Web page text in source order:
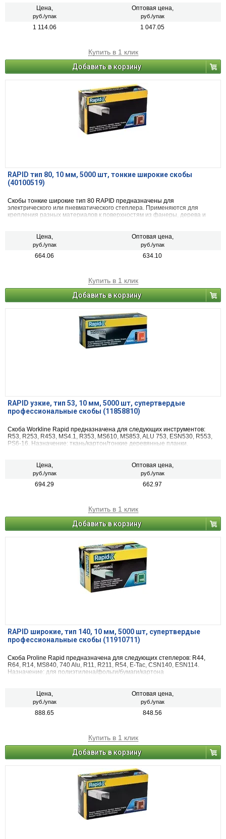
Цена,
руб./упак
Оптовая цена,
руб./упак
1 114.06 1 047.05
Купить в 1 клик
Добавить в корзину
RAPID тип 80, 10 мм, 5000 шт, тонкие широкие скобы
(40100519)
Скобы тонкие широкие тип 80 RAPID предназначены для
электрического или пневматического степлера. Применяются для
крепления разных материалов к поверхностям из фанеры, дерева и
Цена,
руб./упак
Оптовая цена,
руб./упак
664.06 634.10
Купить в 1 клик
Добавить в корзину
RAPID узкие, тип 53, 10 мм, 5000 шт, супертвердые
профессиональные скобы (11858810)
Скоба Workline Rapid предназначена для следующих инструментов:
R53, R253, R453, MS4.1, R353, MS610, MS853, ALU 753, ESN530, R553,
PS6-16. Назначение: ткань/картон/тонкие деревянные планки.
Цена,
руб./упак
Оптовая цена,
руб./упак
694.29 662.97
Купить в 1 клик
Добавить в корзину
RAPID широкие, тип 140, 10 мм, 5000 шт, супертвердые
профессиональные скобы (11910711)
Скоба Proline Rapid предназначена для следующих степлеров: R44,
R64, R14, MS840, 740 Alu, R11, R211, R54, E-Tac, CSN140, ESN114.
Назначение: для полиэтилена/фольги/бумаги/картона
Цена,
руб./упак
Оптовая цена,
руб./упак
888.65 848.56
Купить в 1 клик
Добавить в корзину